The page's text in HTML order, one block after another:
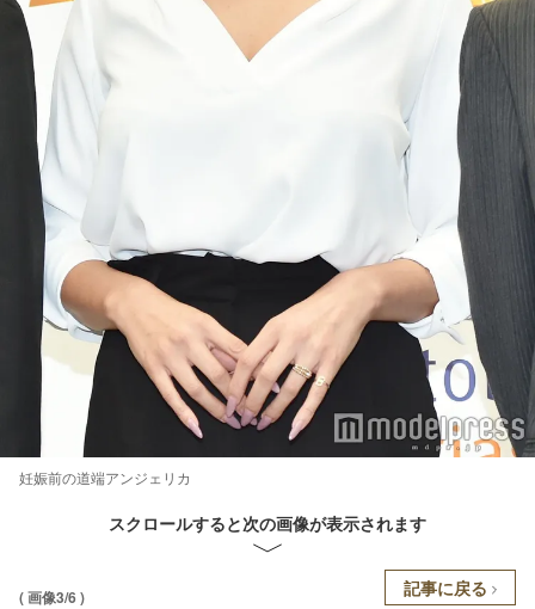
妊娠前の道端アンジェリカ
スクロールすると次の画像が表示されます
( 画像3/6 ) 記事に戻る